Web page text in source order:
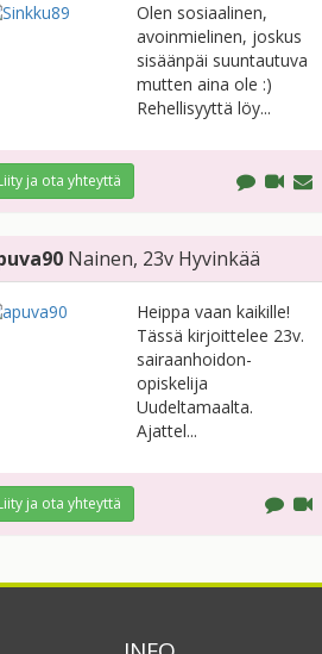
Olen sosiaalinen,
avoinmielinen, joskus
sisäänpäi suuntautuva
mutten aina ole :)
Rehellisyyttä löy...
ja ota yhteyttä
Nainen, 23v Hyvinkää
Heippa vaan kaikille!
Tässä kirjoittelee 23v.
sairaanhoidon-
opiskelija
Uudeltamaalta.
Ajattel...
ja ota yhteyttä